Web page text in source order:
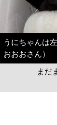
うにちゃんは
おおおさん）
まだ